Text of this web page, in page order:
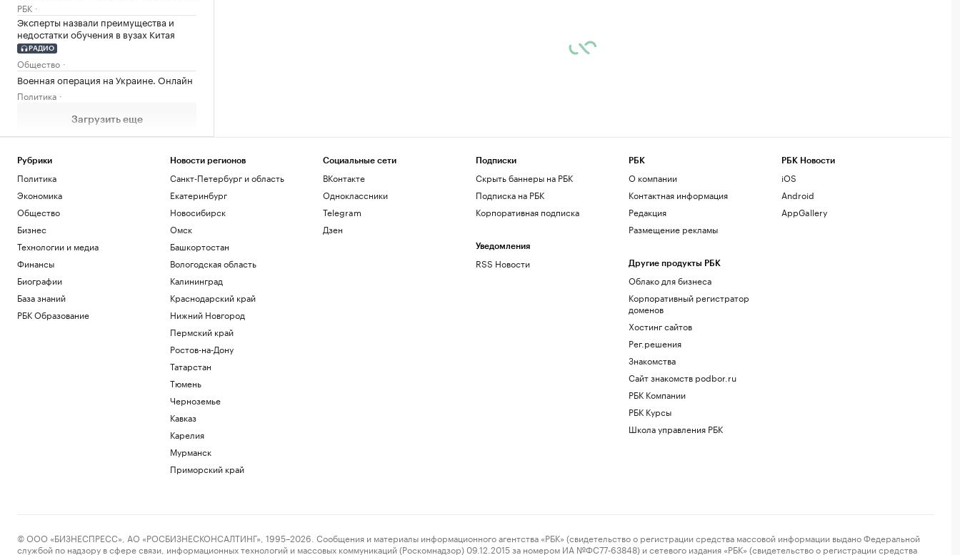
РБК
Эксперты назвали преимущества и
недостатки обучения в вузах Китая
РАДИО
Общество
Военная операция на Украине. Онлайн
Политика
Загрузить еще
Рубрики
Политика
Экономика
Общество
Бизнес
Технологии и медиа
Финансы
Биографии
База знаний
РБК Образование
Новости регионов
Санкт-Петербург и область
Екатеринбург
Новосибирск
Омск
Башкортостан
Вологодская область
Калининград
Краснодарский край
Нижний Новгород
Пермский край
Ростов-на-Дону
Татарстан
Тюмень
Черноземье
Кавказ
Карелия
Мурманск
Приморский край
Социальные сети
ВКонтакте
Одноклассники
Telegram
Дзен
Подписки
Скрыть баннеры на РБК
Подписка на РБК
Корпоративная подписка
Уведомления
RSS Новости
РБК
О компании
Контактная информация
Редакция
Размещение рекламы
Другие продукты РБК
Облако для бизнеса
Корпоративный регистратор
доменов
Хостинг сайтов
Рег.решения
Знакомства
Сайт знакомств podbor.ru
РБК Компании
РБК Курсы
Школа управления РБК
РБК Новости
iOS
Android
AppGallery
© ООО «БИЗНЕСПРЕСС», АО «РОСБИЗНЕСКОНСАЛТИНГ», 1995–2026. Сообщения и материалы информационного агентства «РБК» (свидетельство о регистрации средства массовой информации выдано Федеральной
службой по надзору в сфере связи, информационных технологий и массовых коммуникаций (Роскомнадзор) 09.12.2015 за номером ИА №ФС77-63848) и сетевого издания «РБК» (свидетельство о регистрации средства